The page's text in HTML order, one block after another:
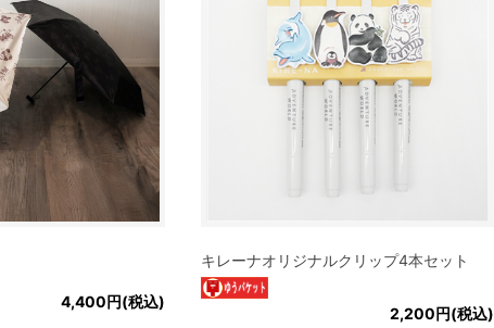
4,400円(税込)
キレーナオリジナルクリップ4本セット
2,200円(税込)